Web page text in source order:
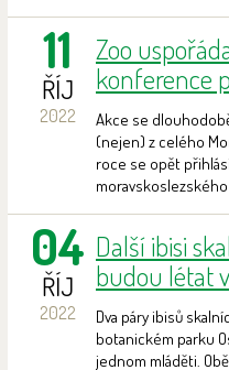
11
ŘÍJ
2022
Zoo
konference
Akce se
(nejen) z celého
roce se opět
04
ŘÍJ
2022
Další ibisi
budou létat
Dva páry ibisů
botanickém parku
jednom mláděti.